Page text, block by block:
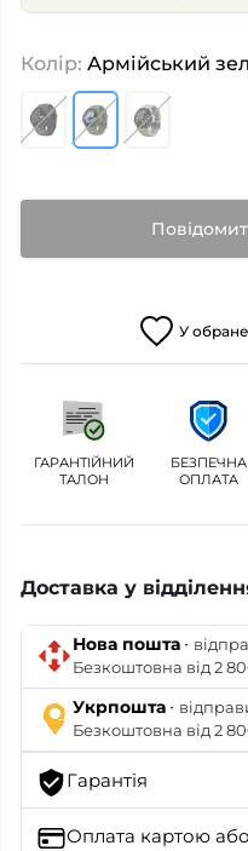
Колір: Армійський
У обране
ГАРАНТІЙНИЙ
ТАЛОН
БЕЗПЕЧНА
ОПЛАТА
Доставка у
Нова пошта ·
Безкоштовна від 2
Укрпошта ·
Безкоштовна від 2
Гарантія
Оплата картою